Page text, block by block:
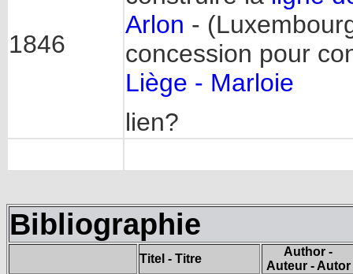
1846
Arlon -
concession pour
Liège - Marloie
lien?
Bibliographie
Titel - Titre
Author -
Auteur - Autor